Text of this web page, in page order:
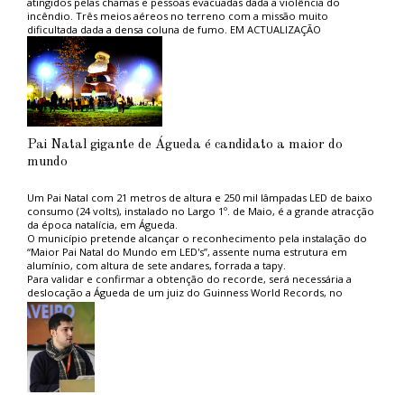
incêndio. Três meios aéreos no terreno com a missão muito
dificultada dada a densa coluna de fumo. EM ACTUALIZAÇÃO
Pai Natal gigante de Águeda é candidato a maior do
mundo
Um Pai Natal com 21 metros de altura e 250 mil lâmpadas LED de baixo
consumo (24 volts), instalado no Largo 1º. de Maio, é a grande atracção
da época natalícia, em Águeda.
O município pretende alcançar o reconhecimento pela instalação do
“Maior Pai Natal do Mundo em LED's”, assente numa estrutura em
alumínio, com altura de sete andares, forrada a tapy.
Para validar e confirmar a obtenção do recorde, será necessária a
deslocação a Águeda de um juiz do Guinness World Records, no
sentido de verificar todas as características da infraestrutura e de
deliberar acerca da atribuição do recorde.
Os custos inerentes a esta candidatura, aprovada ontem (abstenção de
Paula Cardoso e voto contra de Miguel Oliveira), dia 1, na reunião do
executivo, são de aproximadamente 10.000 euros.
O Pai Natal, sentado numa caixa de presente de 9 por 12 metros, pode
ser visitado até ao dia 11 de Janeiro, e a sua instalação obrigou a um